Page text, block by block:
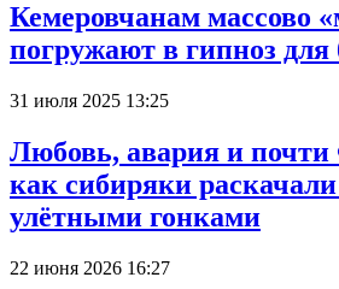
Кемеровчанам массово
погружают в гипноз для
31 июля 2025 13:25
Любовь, авария и
как сибиряки раскачали
улётными гонками
22 июня 2026 16:27